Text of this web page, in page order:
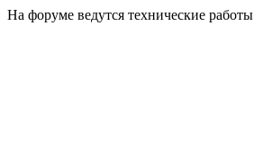
На форуме ведутся технические работы